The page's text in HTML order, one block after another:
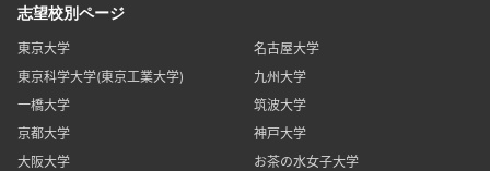
志望校別ページ
東京大学
名古屋大学
東京科学大学(東京工業大学)
九州大学
一橋大学
筑波大学
京都大学
神戸大学
大阪大学
お茶の水女子大学